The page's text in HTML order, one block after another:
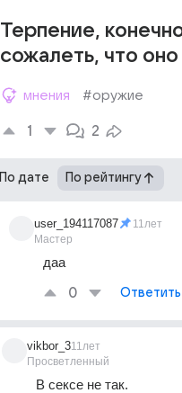
Терпение,
сожалеть, что
мнения #оружие
1 2
По дате По рейтингу
user_194117087
Мастер
11лет
даа
0 Ответить
vikbor_3
Просветленный
11лет
В сексе не так.